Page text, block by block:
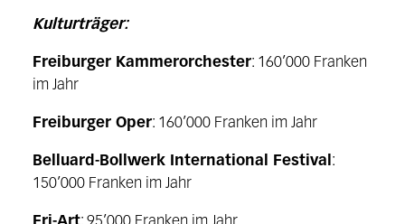
Kulturträger:
Freiburger Kammerorchester: 160’000 Franken
im Jahr
Freiburger Oper: 160’000 Franken im Jahr
Belluard-Bollwerk International Festival :
150’000 Franken im Jahr